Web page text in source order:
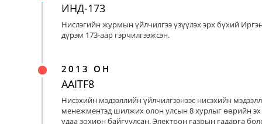
ИНД-173
Нислэгийн журмын үйлчилгээ үзүүлэх эрх бүхий
дүрэм 173-аар гэрчилгээжсэн.
2013 ОН
AAITF8
Нисэхийн мэдээллийн үйлчилгээнээс нисэхийн
менежментэд шилжих олон улсын 8 хурлыг өөрийн
удаа зохион байгуулсан. Электрон газрын гадарга